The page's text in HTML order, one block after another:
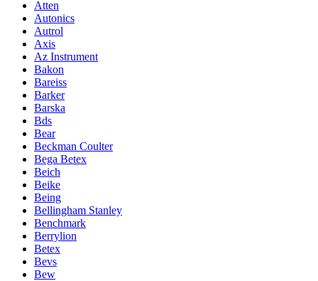
Atten
Autonics
Autrol
Axis
Az Instrument
Bakon
Bareiss
Barker
Barska
Bds
Bear
Beckman Coulter
Bega Betex
Beich
Beike
Being
Bellingham Stanley
Benchmark
Berrylion
Betex
Bevs
Bew